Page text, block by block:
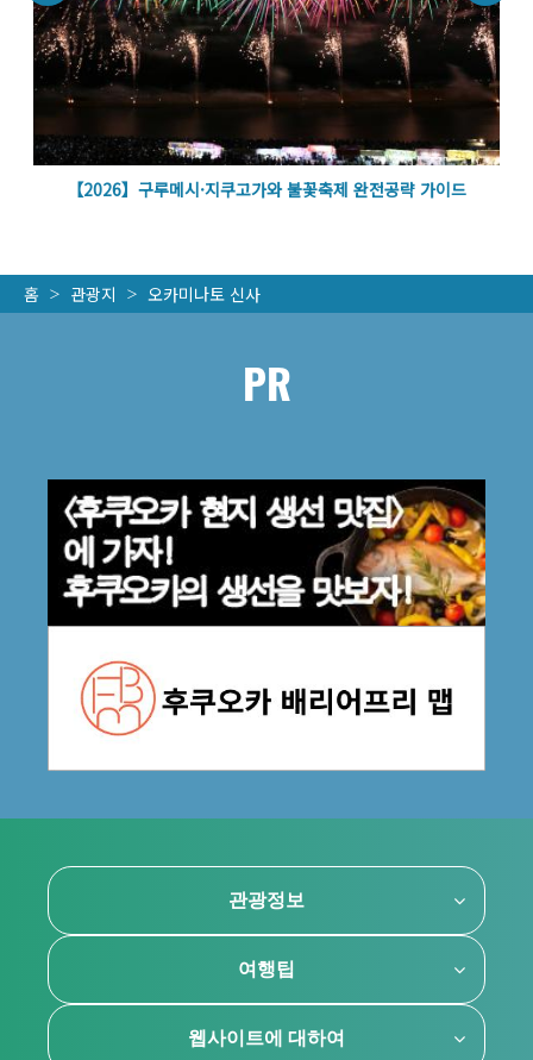
【2026】구루메시·지쿠고가와 불꽃축제 완전공략 가이드
홈 관광지 오카미나토 신사
PR
관광정보
여행팁
웹사이트에 대하여